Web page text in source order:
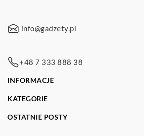
info@gadzety.pl
+48 7 333 888 38
INFORMACJE
KATEGORIE
OSTATNIE POSTY